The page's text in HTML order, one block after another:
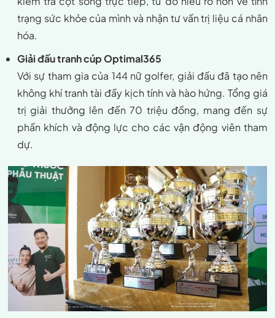
trạng sức khỏe của mình và nhận tư vấn trị liệu cá nhân
hóa.
Giải đấu tranh cúp Optimal365
Với sự tham gia của 144 nữ golfer, giải đấu đã tạo nên
không khí tranh tài đầy kịch tính và hào hứng. Tổng giá
trị giải thưởng lên đến 70 triệu đồng, mang đến sự
phấn khích và động lực cho các vận động viên tham
dự.